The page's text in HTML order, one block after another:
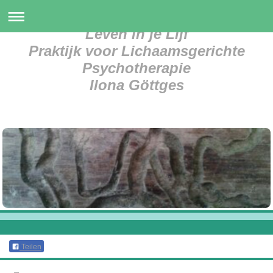
Leven in je Lijf
Praktijk voor Lichaamsgerichte
Psychotherapie
Ilona Göttges
Teilen